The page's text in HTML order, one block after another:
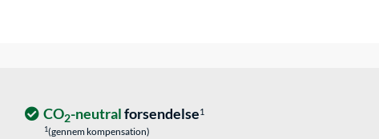
CO2-neutralforsendelse1
1(gennem kompensation)